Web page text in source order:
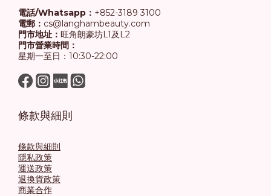
電話/Whatsapp： +852-3189 3100
電郵： cs@langhambeauty.com
門市地址： 旺角朗豪坊L1及L2
門市營業時間：
星期一至日：10:30-22:00
條款與細則
條款與細則
隱私政策
運送政策
退換貨政策
商業合作